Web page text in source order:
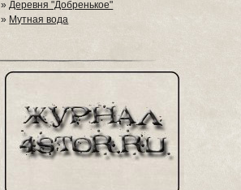
»Деревня "Добренькое"
» Мутная вода